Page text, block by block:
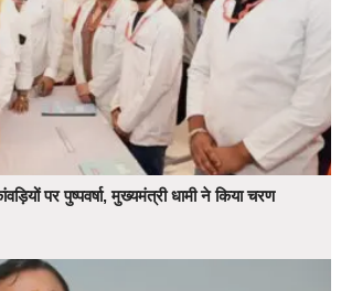
पर पुष्पवर्षा, मुख्यमंत्री धामी ने किया चरण